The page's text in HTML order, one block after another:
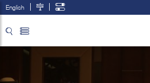
English